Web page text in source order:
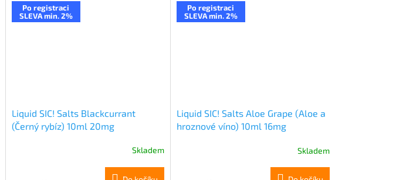
Po registraci
SLEVA min. 2%
Liquid SIC! Salts Blackcurrant
(Černý rybíz) 10ml 20mg
Skladem
Po registraci
SLEVA min. 2%
Liquid SIC! Salts Aloe Grape (Aloe a
hroznové víno) 10ml 16mg
Skladem